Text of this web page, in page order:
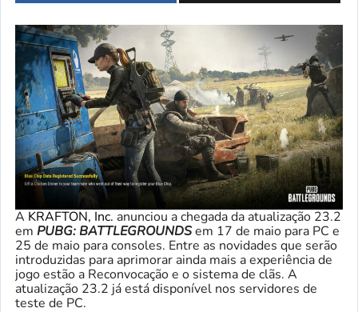
A KRAFTON, Inc. anunciou a chegada da atualização 23.2
em PUBG: BATTLEGROUNDSem 17 de maio para PC e
25 de maio para consoles. Entre as novidades que serão
introduzidas para aprimorar ainda mais a experiência de
jogo estão a Reconvocação e o sistema de clãs. A
atualização 23.2 já está disponível nos servidores de
teste de PC.